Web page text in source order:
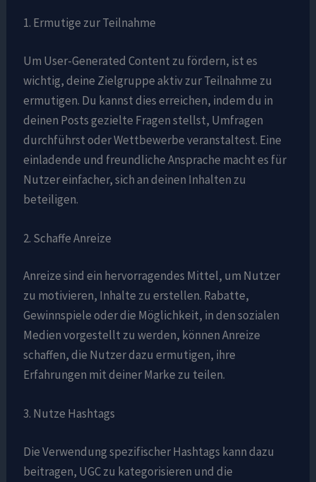
1. Ermutige zur Teilnahme
Um User-Generated Content zu fördern, ist es
wichtig, deine Zielgruppe aktiv zur Teilnahme zu
ermutigen. Du kannst dies erreichen, indem du in
deinen Posts gezielte Fragen stellst, Umfragen
durchführst oder Wettbewerbe veranstaltest. Eine
einladende und freundliche Ansprache macht es für
Nutzer einfacher, sich an deinen Inhalten zu
beteiligen.
2. Schaffe Anreize
Anreize sind ein hervorragendes Mittel, um Nutzer
zu motivieren, Inhalte zu erstellen. Rabatte,
Gewinnspiele oder die Möglichkeit, in den sozialen
Medien vorgestellt zu werden, können Anreize
schaffen, die Nutzer dazu ermutigen, ihre
Erfahrungen mit deiner Marke zu teilen.
3. Nutze Hashtags
Die Verwendung spezifischer Hashtags kann dazu
beitragen, UGC zu kategorisieren und die